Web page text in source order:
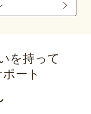
を持って
ート